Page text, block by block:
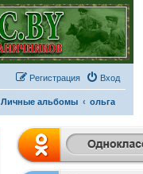
Вход
Регистрация
Личные альбомы ольга